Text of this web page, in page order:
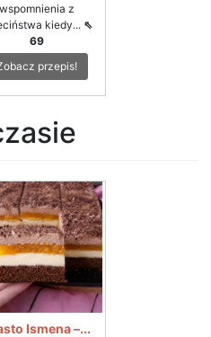
wspomnienia z
kiedy... ⇖
69
przepis!
Ismena –...